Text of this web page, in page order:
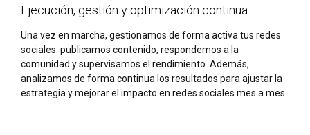
Ejecución, gestión y optimización continua
Una vez en marcha, gestionamos de forma activa tus redes
sociales: publicamos contenido, respondemos a la
comunidad y supervisamos el rendimiento. Además,
analizamos de forma continua los resultados para ajustar la
estrategia y mejorar el impacto en redes sociales mes a mes.